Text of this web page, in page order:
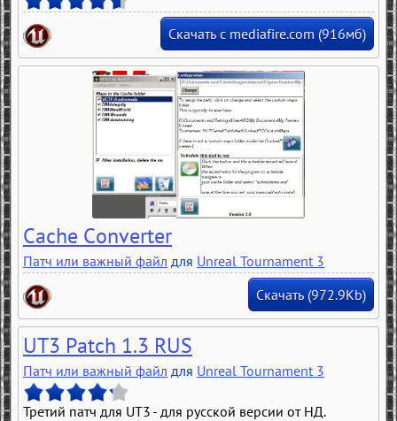
Скачать с mediafire.com (916мб)
Cache Converter
Патч или важный файл для Unreal Tournament 3
Скачать (972.9Kb)
UT3 Patch 1.3 RUS
Патч или важный файл для Unreal Tournament 3
Третий патч для UT3 - для русской версии от НД.